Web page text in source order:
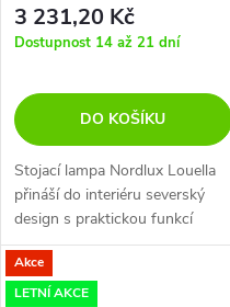
3 231,20 Kč
Dostupnost 14 až 21 dní
DO KOŠÍKU
Stojací lampa Nordlux Louella
přináší do interiéru severský
design s praktickou funkcí
nastavitelné hlavice pro přesné
zacílení světla.
Akce
LETNÍ AKCE